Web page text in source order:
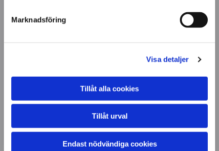
Marknadsföring
Visa detaljer
Tillåt alla cookies
Tillåt urval
Endast nödvändiga cookies